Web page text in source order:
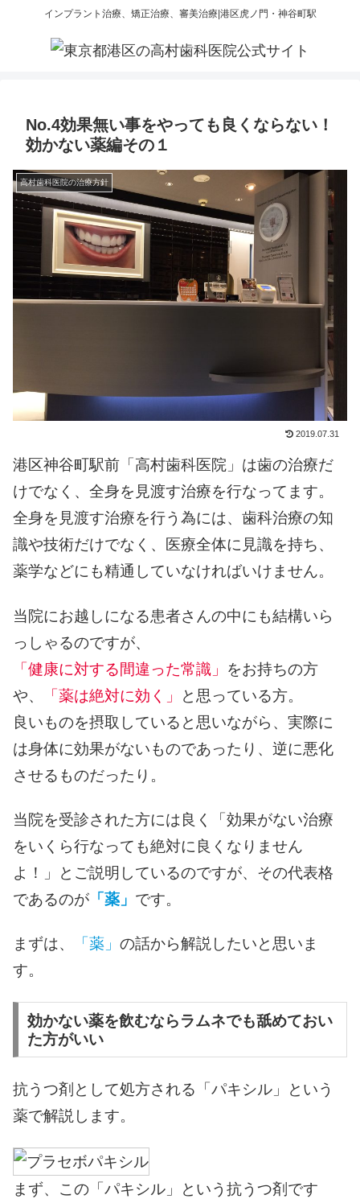
インプラント治療、矯正治療、審美治療|港区虎ノ門・神谷町駅
No.4効果無い事をやっても良くならない！
効かない薬編その１
高村歯科医院の治療方針
2019.07.31
港区神谷町駅前「高村歯科医院」は歯の治療だ
けでなく、全身を見渡す治療を行なってます。
全身を見渡す治療を行う為には、歯科治療の知
識や技術だけでなく、医療全体に見識を持ち、
薬学などにも精通していなければいけません。
当院にお越しになる患者さんの中にも結構いら
っしゃるのですが、
「健康に対する間違った常識」 をお持ちの方
や、
「薬は絶対に効く」
と思っている方。
良いものを摂取していると思いながら、実際に
は身体に効果がないものであったり、逆に悪化
させるものだったり。
当院を受診された方には良く
「効果がない治療
をいくら行なっても絶対に良くなりません
よ！」
とご説明しているのですが、その代表格
であるのが 「薬」 です。
まずは、 「薬」 の話から解説したいと思いま
す。
効かない薬を飲むならラムネでも舐めておい
た方がいい
抗うつ剤として処方される「パキシル」という
薬で解説します。
まず、この 「パキシル」という抗うつ剤 です